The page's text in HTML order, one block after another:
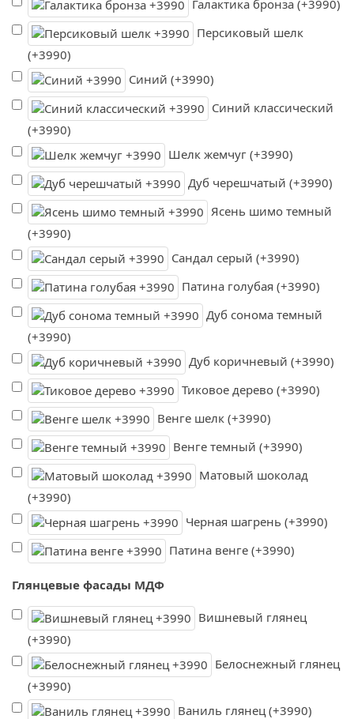
Галактика бронза (+3990)
Персиковый шелк
(+3990)
Синий (+3990)
Синий классический
(+3990)
Шелк жемчуг (+3990)
Дуб черешчатый (+3990)
Ясень шимо темный
(+3990)
Сандал серый (+3990)
Патина голубая (+3990)
Дуб сонома темный
(+3990)
Дуб коричневый (+3990)
Тиковое дерево (+3990)
Венге шелк (+3990)
Венге темный (+3990)
Матовый шоколад
(+3990)
Черная шагрень (+3990)
Патина венге (+3990)
Глянцевые фасады МДФ
Вишневый глянец
(+3990)
Белоснежный глянец
(+3990)
Ваниль глянец (+3990)